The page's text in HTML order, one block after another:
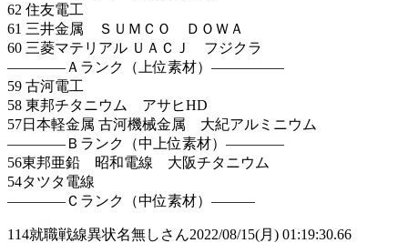
62 住友電工
61 三井金属 ＳＵＭＣＯ ＤＯＷＡ
60 三菱マテリアル ＵＡＣＪ フジクラ
――――Ａランク（上位素材）―――――
59 古河電工
58 東邦チタニウム アサヒHD
57日本軽金属 古河機械金属 大紀アルミニウム
――――Ｂランク（中上位素材）――――
56東邦亜鉛 昭和電線 大阪チタニウム
54タツタ電線
――――Ｃランク（中位素材）―――
114就職戦線異状名無しさん2022/08/15(月) 01:19:30.66